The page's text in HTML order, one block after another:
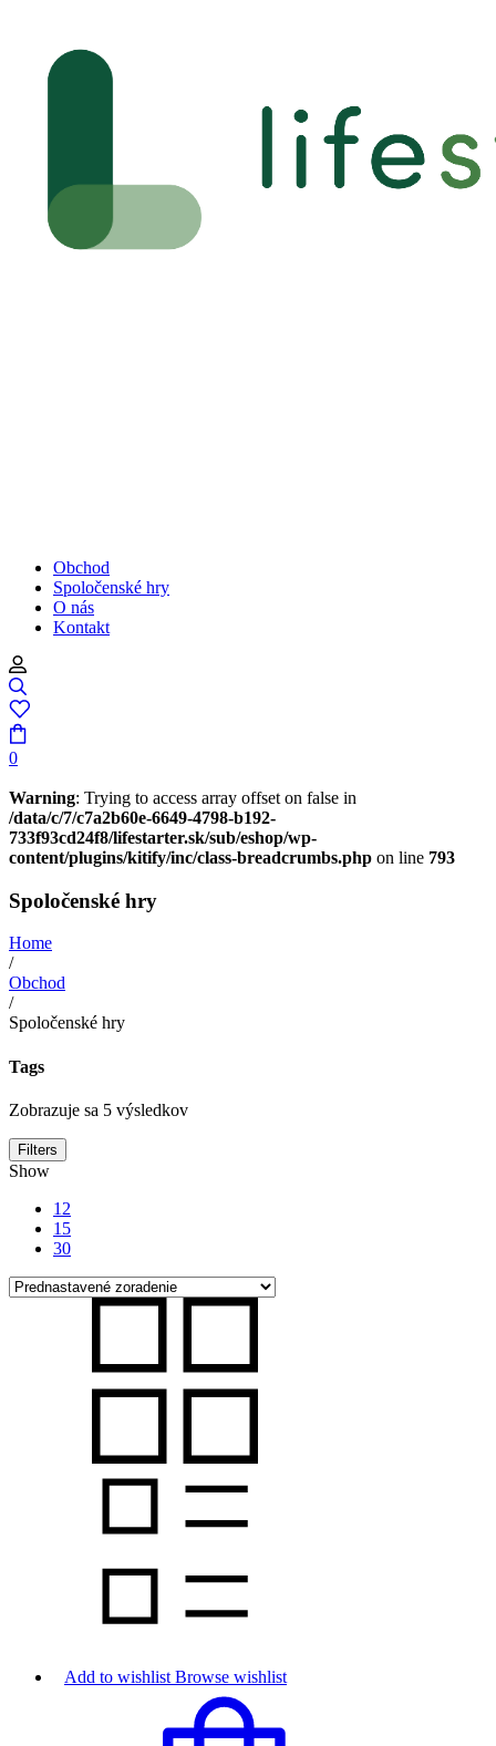
Obchod
Spoločenské hry
O nás
Kontakt
0
Warning: Trying to access array offset on false in
/data/c/7/c7a2b60e-6649-4798-b192-
733f93cd24f8/lifestarter.sk/sub/eshop/wp-
content/plugins/kitify/inc/class-breadcrumbs.php on line 793
Spoločenské hry
Home
/
Obchod
/
Spoločenské hry
Tags
Zobrazuje sa 5 výsledkov
Filters
Show
12
15
30
Add to wishlist Browse wishlist